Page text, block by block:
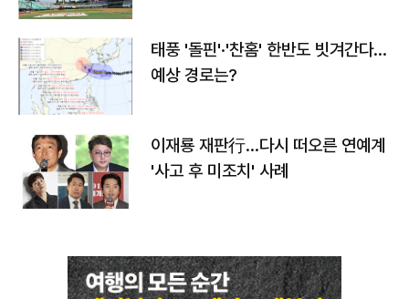
태풍 '돌핀'·'찬홈' 한반도 빗겨간다…
예상 경로는?
이재룡 재판行…다시 떠오른 연예계
'사고 후 미조치' 사례